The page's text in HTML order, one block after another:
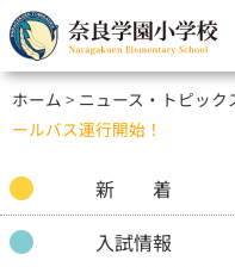
ホーム ニュース・トピック
ールバス運行開始！
新 着
入試情報